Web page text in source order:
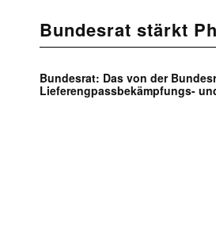
Bundesrat stärkt
Bundesrat: Das von der
Lieferengpassbekämpfungs-